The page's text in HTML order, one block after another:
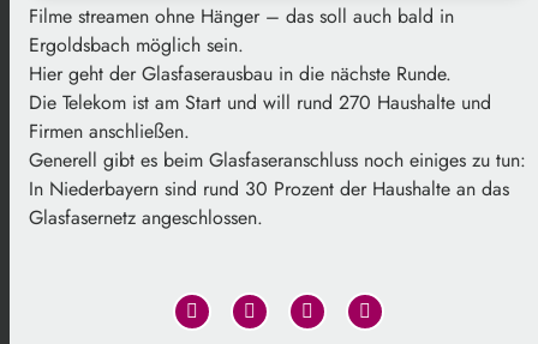
Filme streamen ohne Hänger – das soll auch bald in
Ergoldsbach möglich sein.
Hier geht der Glasfaserausbau in die nächste Runde.
Die Telekom ist am Start und will rund 270 Haushalte und
Firmen anschließen.
Generell gibt es beim Glasfaseranschluss noch einiges zu tun:
In Niederbayern sind rund 30 Prozent der Haushalte an das
Glasfasernetz angeschlossen.